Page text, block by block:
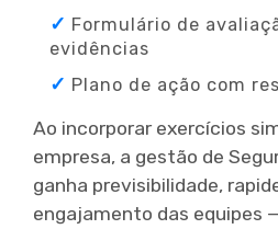
Formulário de
evidências
Plano de ação com
Ao incorporar exercícios
empresa, a gestão de
ganha previsibilidade,
engajamento das equipes